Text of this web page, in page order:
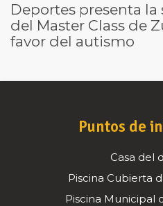
Deportes presenta
del Master Class de
favor del autismo
Puntos de
Casa del
Piscina Cubierta
Piscina Municipal